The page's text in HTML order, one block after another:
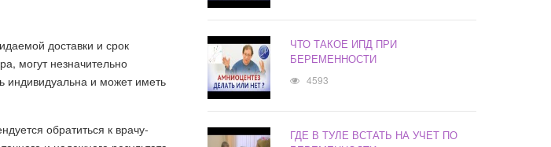
доставки и срок
могут незначительно
индивидуальна и может иметь
обратиться к врачу-
ЧТО ТАКОЕ ИПД ПРИ
БЕРЕМЕННОСТИ
4593
ГДЕ В ТУЛЕ ВСТАТЬ НА УЧЕТ ПО